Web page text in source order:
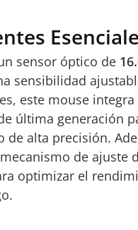
sensor óptico de
sensibilidad
este mouse integra
última generación
de alta precisión.
de ajuste
optimizar el